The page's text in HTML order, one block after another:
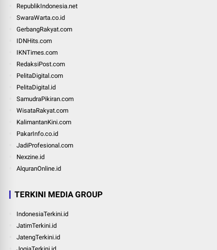
RepublikIndonesia.net
SwaraWarta.co.id
GerbangRakyat.com
IDNHits.com
IKNTimes.com
RedaksiPost.com
PelitaDigital.com
PelitaDigital.id
SamudraPikiran.com
WisataRakyat.com
KalimantanKini.com
PakarInfo.co.id
JadiProfesional.com
Nexzine.id
AlquranOnline.id
TERKINI MEDIA GROUP
IndonesiaTerkini.id
JatimTerkini.id
JatengTerkini.id